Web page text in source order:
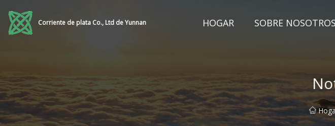
Corriente de plata Co., Ltd de Yunnan HOGAR SOBRE NOSOTROS